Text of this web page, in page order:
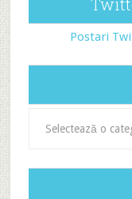
Postari